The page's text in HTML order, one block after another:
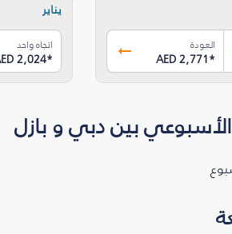
العودة
AED 2,771*
يناير
اتجاه واحد
2,024*
بين دبي و بازل